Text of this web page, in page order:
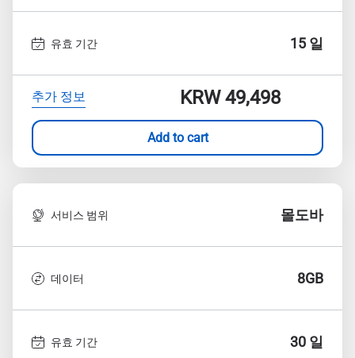
유효 기간 15 일
추가 정보 KRW 49,498
Add to cart
서비스 범위 몰도바
데이터 8GB
유효 기간 30 일